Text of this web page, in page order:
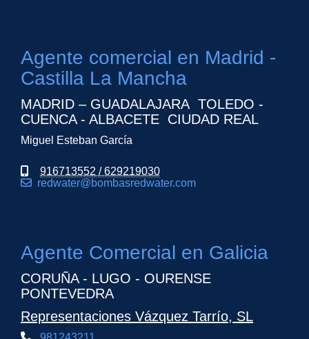
Agente comercial en Madrid -
Castilla La Mancha
MADRID – GUADALAJARA TOLEDO -
CUENCA - ALBACETE CIUDAD REAL
Miguel Esteban García
916713552 / 629219030
redwater
bombasredwater.com
Agente Comercial en Galicia
CORUÑA - LUGO - OURENSE
PONTEVEDRA
Representaciones Vázquez Tarrío, SL